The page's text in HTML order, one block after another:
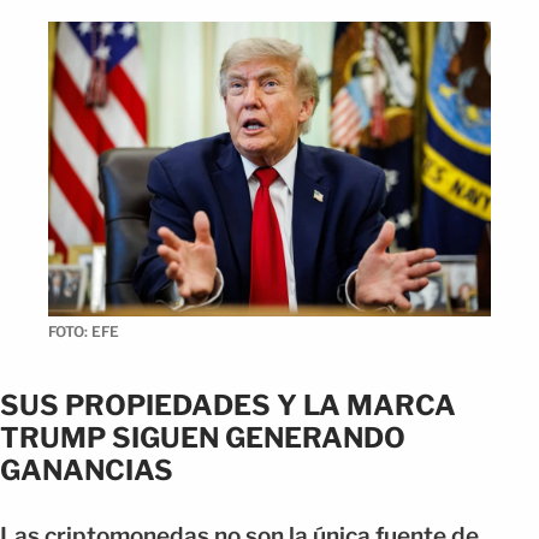
FOTO: EFE
SUS PROPIEDADES Y LA MARCA
TRUMP SIGUEN GENERANDO
GANANCIAS